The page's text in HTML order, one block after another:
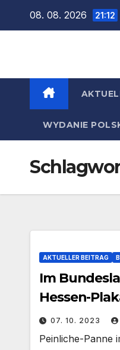
08. 08. 2026 21:12
WYDANIE
AKTUELLER BEITRAG
Im
Hessen-
07. 10. 2023
Peinliche-Panne